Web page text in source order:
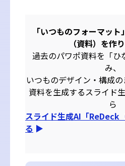
「いつものフォーマッ
（資料）を作
過去のパワポ資料を「ひ
み、
いつものデザイン・構成
資料を生成するスライド
ら
スライド生成AI「ReDeck
る ▶